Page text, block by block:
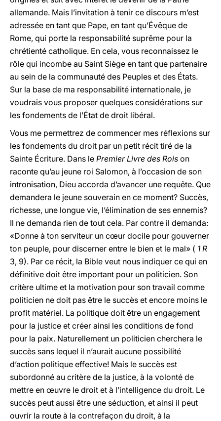
allemande. Mais l’invitation à tenir ce discours m’est
adressée en tant que Pape, en tant qu’Évêque de
Rome, qui porte la responsabilité suprême pour la
chrétienté catholique. En cela, vous reconnaissez le
rôle qui incombe au Saint Siège en tant que partenaire
au sein de la communauté des Peuples et des États.
Sur la base de ma responsabilité internationale, je
voudrais vous proposer quelques considérations sur
les fondements de l’État de droit libéral.
Vous me permettrez de commencer mes réflexions sur
les fondements du droit par un petit récit tiré de la
Sainte Écriture. Dans le Premier Livre des Rois on
raconte qu’au jeune roi Salomon, à l’occasion de son
intronisation, Dieu accorda d’avancer une requête. Que
demandera le jeune souverain en ce moment? Succès,
richesse, une longue vie, l’élimination de ses ennemis?
Il ne demanda rien de tout cela. Par contre il demanda:
«Donne à ton serviteur un cœur docile pour gouverner
ton peuple, pour discerner entre le bien et le mal» ( 1 R
3, 9). Par ce récit, la Bible veut nous indiquer ce qui en
définitive doit être important pour un politicien. Son
critère ultime et la motivation pour son travail comme
politicien ne doit pas être le succès et encore moins le
profit matériel. La politique doit être un engagement
pour la justice et créer ainsi les conditions de fond
pour la paix. Naturellement un politicien cherchera le
succès sans lequel il n’aurait aucune possibilité
d’action politique effective! Mais le succès est
subordonné au critère de la justice, à la volonté de
mettre en œuvre le droit et à l’intelligence du droit. Le
succès peut aussi être une séduction, et ainsi il peut
ouvrir la route à la contrefaçon du droit, à la